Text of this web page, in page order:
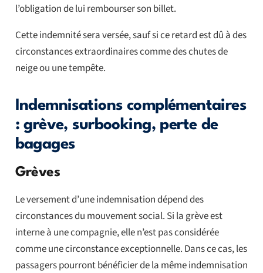
l’obligation de lui rembourser son billet.
Cette indemnité sera versée, sauf si ce retard est dû à des
circonstances extraordinaires comme des chutes de
neige ou une tempête.
Indemnisations complémentaires
: grève, surbooking, perte de
bagages
Grèves
Le versement d’une indemnisation dépend des
circonstances du mouvement social. Si la grève est
interne à une compagnie, elle n’est pas considérée
comme une circonstance exceptionnelle. Dans ce cas, les
passagers pourront bénéficier de la même indemnisation